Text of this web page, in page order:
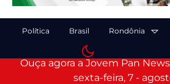
Política Brasil Rondônia
Ouça agora a Jovem Pan
sexta-feira, 7 -